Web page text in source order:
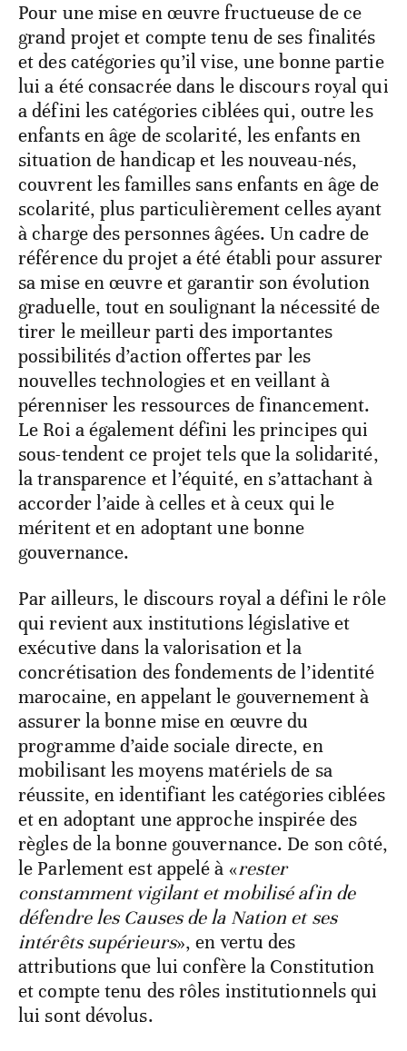
Pour une mise en œuvre fructueuse de ce
grand projet et compte tenu de ses finalités
et des catégories qu’il vise, une bonne partie
lui a été consacrée dans le discours royal qui
a défini les catégories ciblées qui, outre les
enfants en âge de scolarité, les enfants en
situation de handicap et les nouveau-nés,
couvrent les familles sans enfants en âge de
scolarité, plus particulièrement celles ayant
à charge des personnes âgées. Un cadre de
référence du projet a été établi pour assurer
sa mise en œuvre et garantir son évolution
graduelle, tout en soulignant la nécessité de
tirer le meilleur parti des importantes
possibilités d’action offertes par les
nouvelles technologies et en veillant à
pérenniser les ressources de financement.
Le Roi a également défini les principes qui
sous-tendent ce projet tels que la solidarité,
la transparence et l’équité, en s’attachant à
accorder l’aide à celles et à ceux qui le
méritent et en adoptant une bonne
gouvernance.
Par ailleurs, le discours royal a défini le rôle
qui revient aux institutions législative et
exécutive dans la valorisation et la
concrétisation des fondements de l’identité
marocaine, en appelant le gouvernement à
assurer la bonne mise en œuvre du
programme d’aide sociale directe, en
mobilisant les moyens matériels de sa
réussite, en identifiant les catégories ciblées
et en adoptant une approche inspirée des
règles de la bonne gouvernance. De son côté,
le Parlement est appelé à «rester
constamment vigilant et mobilisé afin de
défendre les Causes de la Nation et ses
intérêts supérieurs», en vertu des
attributions que lui confère la Constitution
et compte tenu des rôles institutionnels qui
lui sont dévolus.